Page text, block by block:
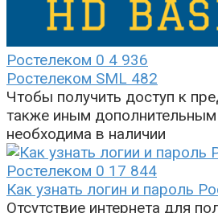
Ростелеком 0 4 936
Ростелеком SML 482
Чтобы получить доступ к
также иным
необходима в наличии
Ростелеком 0 17 844
Как узнать логин и пароль
Отсутствие интернета для